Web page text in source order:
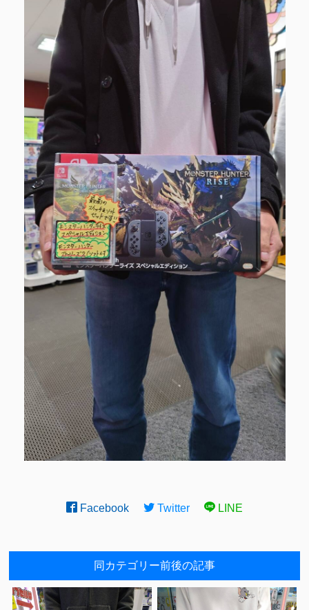
Facebook Twitter LINE
同カテゴリー前後の記事